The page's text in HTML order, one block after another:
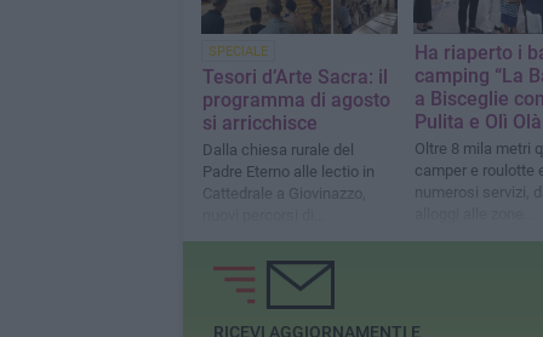
SPECIALE
Tesori d’Arte Sacra: il
programma di agosto
si arricchisce
Dalla chiesa rurale del
Padre Eterno alle lectio in
Cattedrale a Giovinazzo,
Ha riaperto i
camping “La
a Bisceglie
Pulita e Olì Olà
Oltre 8 mila metri
camper e roulotte
numerosi servizi,
RICEVI AGGIORNAMENTI E